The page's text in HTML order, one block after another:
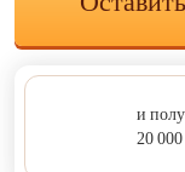
Чердачные
Лестницы в эркер
Антресольные
и
20